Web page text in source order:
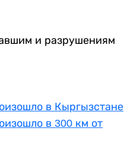
и разрушениям
в Кыргызстане
в 300 км от